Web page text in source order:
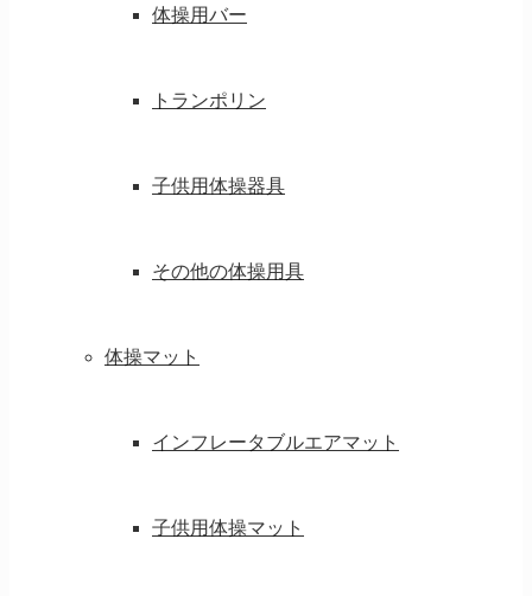
体操用バー
トランポリン
子供用体操器具
その他の体操用具
体操マット
インフレータブルエアマット
子供用体操マット